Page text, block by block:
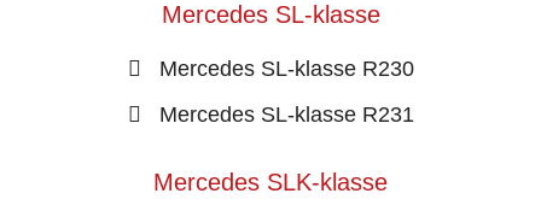
Mercedes SL-klasse
Mercedes SL-klasse R230
Mercedes SL-klasse R231
Mercedes SLK-klasse